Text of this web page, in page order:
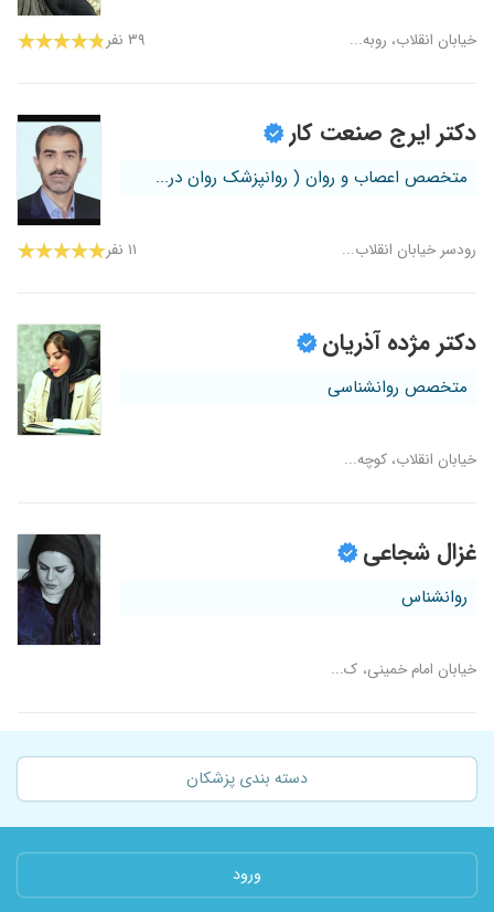
خیابان انقلاب، روبه... ۳۹ نفر
دکتر ایرج صنعت کار
متخصص اعصاب و روان ( روانپزشک روان در...
رودسر خیابان انقلاب... ۱۱ نفر
دکتر مژده آذریان
متخصص روانشناسی
خیابان انقلاب، کوچه...
غزال شجاعی
روانشناس
خیابان امام خمینی، ک...
دسته بندی پزشکان
ورود